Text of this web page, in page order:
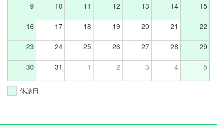
9 10 11 12 13 14 15
16 17 18 19 20 21 22
23 24 25 26 27 28 29
30 31 1 2 3 4 5
休診日